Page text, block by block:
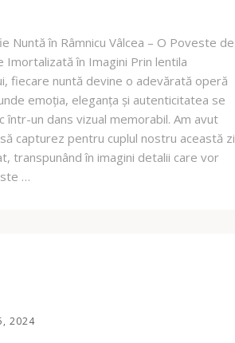
Nuntă în Râmnicu Vâlcea – O Poveste de
Imortalizată în Imagini Prin lentila
fiecare nuntă devine o adevărată operă
emoția, eleganța și autenticitatea se
într-un dans vizual memorabil. Am avut
capturez pentru cuplul nostru această zi
transpunând în imagini detalii care vor
…
2024